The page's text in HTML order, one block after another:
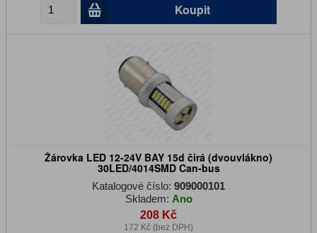
Koupit
Žárovka LED 12-24V BAY 15d čirá (dvouvlákno)
30LED/4014SMD Can-bus
Katalogové číslo: 909000101
Skladem: Ano
208 Kč
172 Kč (bez DPH)